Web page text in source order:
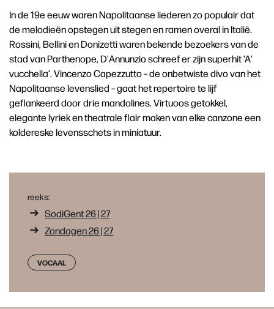
In de 19e eeuw waren Napolitaanse liederen zo populair dat
de melodieën opstegen uit stegen en ramen overal in Italië.
Rossini, Bellini en Donizetti waren bekende bezoekers van de
stad van Parthenope, D'Annunzio schreef er zijn superhit ‘A'
vucchella’. Vincenzo Capezzutto – de onbetwiste divo van het
Napolitaanse levenslied – gaat het repertoire te lijf
geflankeerd door drie mandolines. Virtuoos getokkel,
elegante lyriek en theatrale flair maken van elke canzone een
koldereske levensschets in miniatuur.
reeks:
SodiGent 26 | 27
Zondagen 26 | 27
VOCAAL